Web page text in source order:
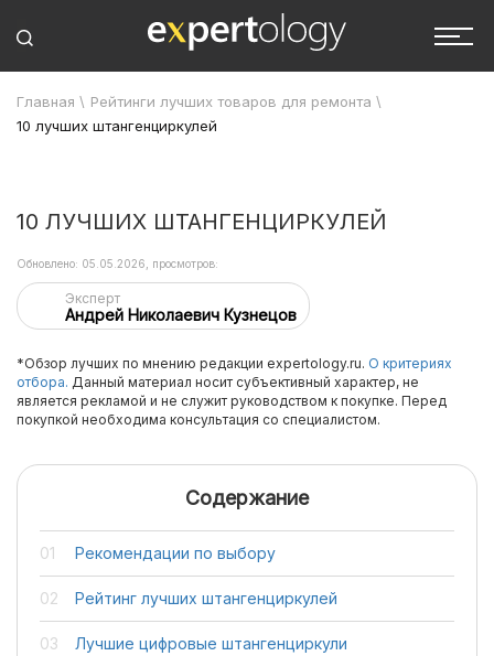
Главная \ Рейтинги лучших товаров для ремонта \
10 лучших штангенциркулей
10 ЛУЧШИХ ШТАНГЕНЦИРКУЛЕЙ
Эксперт
Андрей Николаевич Кузнецов
Обновлено: 05.05.2026, просмотров:
*Обзор лучших по мнению редакции expertology.ru. О критериях
отбора. Данный материал носит субъективный характер, не
является рекламой и не служит руководством к покупке. Перед
покупкой необходима консультация со специалистом.
Содержание
Рекомендации по выбору
Рейтинг лучших штангенциркулей
Лучшие цифровые штангенциркули